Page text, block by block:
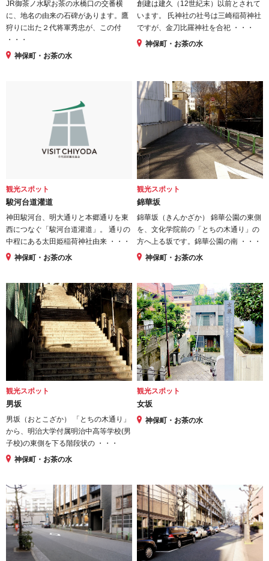
JR御茶ノ水駅お茶の水橋口の交番横
に、地名の由来の石碑があります。鷹
狩りに出た２代将軍秀忠が、この付
・・・
神保町・お茶の水
創建は建久（12世紀末）以前とされて
います。 氏神社の社号は三崎稲荷神社
ですが、金刀比羅神社を合祀 ・・・
神保町・お茶の水
観光スポット
駿河台道灌道
神田駿河台、明大通りと本郷通りを東
西につなぐ「駿河台道灌道」。 通りの
中程にある太田姫稲荷神社由来 ・・・
神保町・お茶の水
観光スポット
錦華坂
錦華坂（きんかざか） 錦華公園の東側
を、文化学院前の「とちの木通り」の
方へ上る坂です。錦華公園の南 ・・・
神保町・お茶の水
観光スポット
男坂
男坂（おとこざか） 「とちの木通り」
から、明治大学付属明治中高等学校(男
子校)の東側を下る階段状の ・・・
神保町・お茶の水
観光スポット
女坂
神保町・お茶の水